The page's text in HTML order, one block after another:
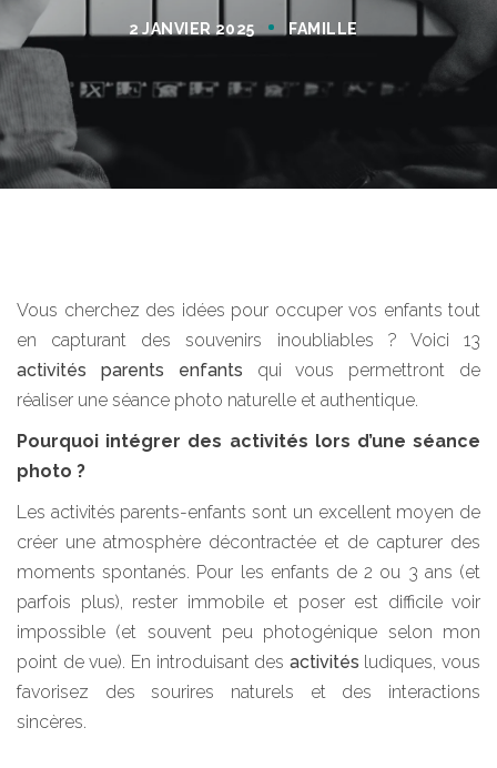
2 JANVIER 2025 FAMILLE
Vous cherchez des idées pour occuper vos enfants tout
en capturant des souvenirs inoubliables ? Voici 13
activités parents enfants qui vous permettront de
réaliser une séance photo naturelle et authentique.
Pourquoi intégrer des activités lors d’une séance
photo ?
Les activités parents-enfants sont un excellent moyen de
créer une atmosphère décontractée et de capturer des
moments spontanés. Pour les enfants de 2 ou 3 ans (et
parfois plus), rester immobile et poser est difficile voir
impossible (et souvent peu photogénique selon mon
point de vue). En introduisant des activités ludiques, vous
favorisez des sourires naturels et des interactions
sincères.